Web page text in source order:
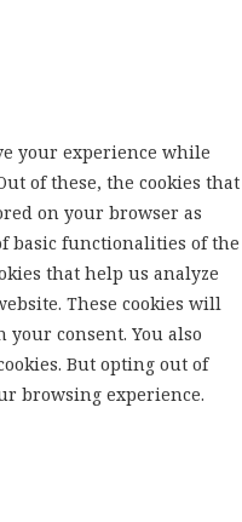
your experience while
of these, the cookies that
on your browser as
basic functionalities of the
that help us analyze
These cookies will
consent. You also
But opting out of
browsing experience.